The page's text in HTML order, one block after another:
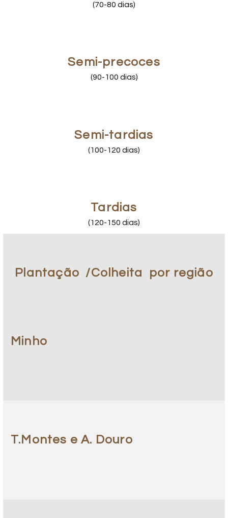
(70-80 dias)
Semi-precoces
(90-100 dias)
Semi-tardias
(100-120 dias)
Tardias
(120-150 dias)
Plantação /Colheita por região
Minho
T.Montes e A. Douro